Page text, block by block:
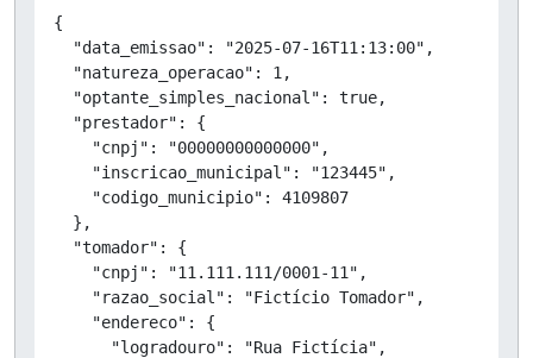
{
  "data_emissao": "2025-07-16T11:13:00",
  "natureza_operacao": 1,
  "optante_simples_nacional": true,
  "prestador": {
    "cnpj": "00000000000000",
    "inscricao_municipal": "123445",
    "codigo_municipio": 4109807
  },
  "tomador": {
    "cnpj": "11.111.111/0001-11",
    "razao_social": "Fictício Tomador",
    "endereco": {
      "logradouro": "Rua Fictícia",